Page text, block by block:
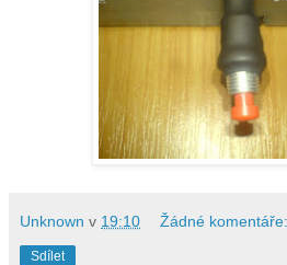
Unknown v 19:10 Žádné komentáře:
Sdílet